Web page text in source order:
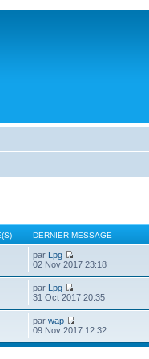
DERNIER MESSAGE
par Lpg
02 Nov 2017 23:18
par Lpg
31 Oct 2017 20:35
parwap
09 Nov 2017 12:32